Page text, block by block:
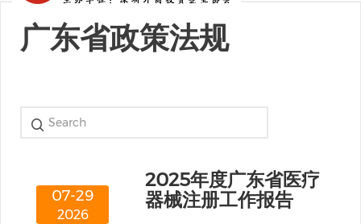
广东省政策法规
07-29
2026
2025年度广东省医疗
器械注册工作报告